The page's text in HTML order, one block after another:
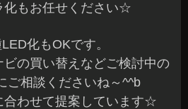
化もお任せください☆
化もOKです。
の買い替えなどご検討中の
ご相談くださいね～^^b
合わせて提案しています☆